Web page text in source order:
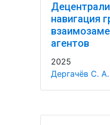
навигация
агентов
2025
Дергачёв С. А.